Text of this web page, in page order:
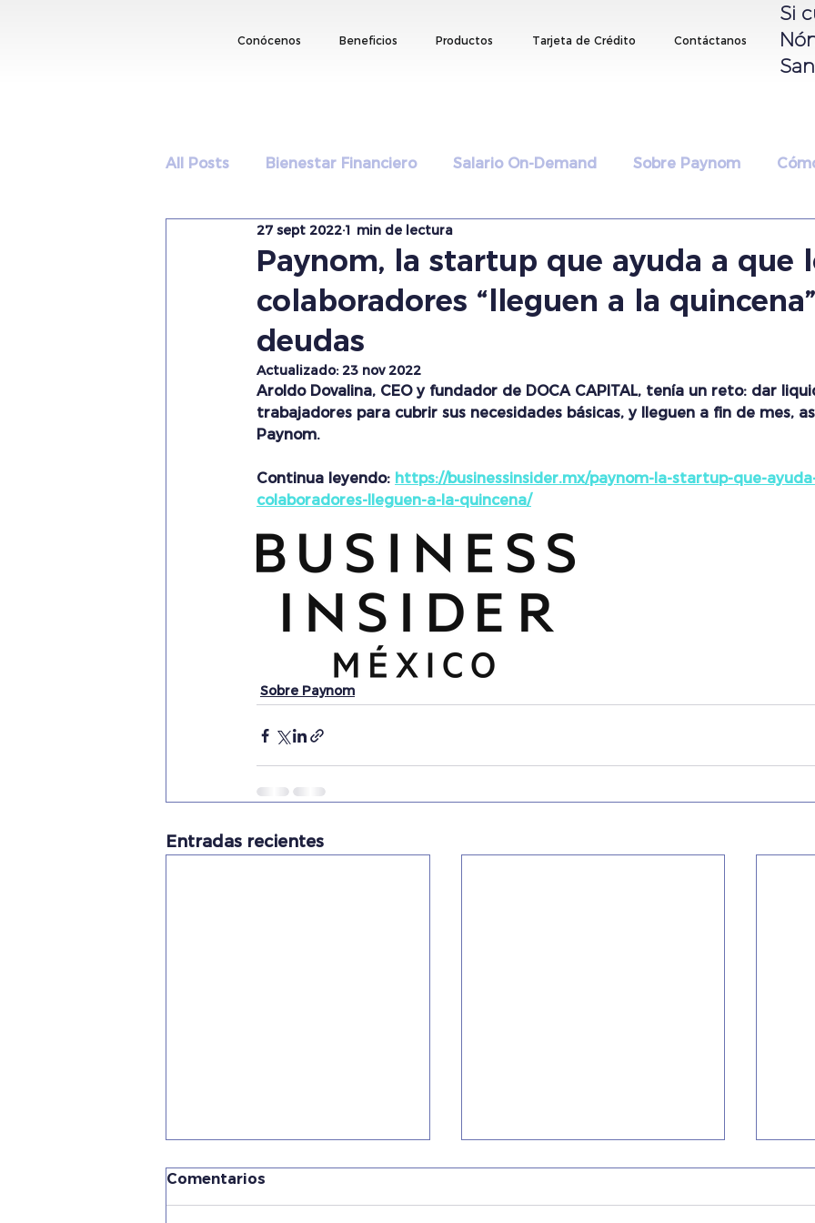
Conócenos Beneficios Productos Tarjeta de Crédito Contáctanos
Si
All Posts Bienestar Financiero Salario On-Demand Sobre Paynom
Paynom, la startup que ayuda a que
colaboradores “lleguen a la
deudas
27 sept 2022 1 min de lectura
Actualizado: 23 nov 2022
Aroldo Dovalina, CEO y fundador de DOCA CAPITAL, tenía un reto: dar
trabajadores para cubrir sus necesidades básicas, y lleguen a fin de mes,
Paynom.
Continua leyendo: https://businessinsider.mx/paynom-la-startup-que-
colaboradores-lleguen-a-la-quincena/
Sobre Paynom
Entradas recientes
Comentarios